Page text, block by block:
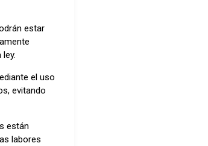
estar
el uso
evitando
están
labores